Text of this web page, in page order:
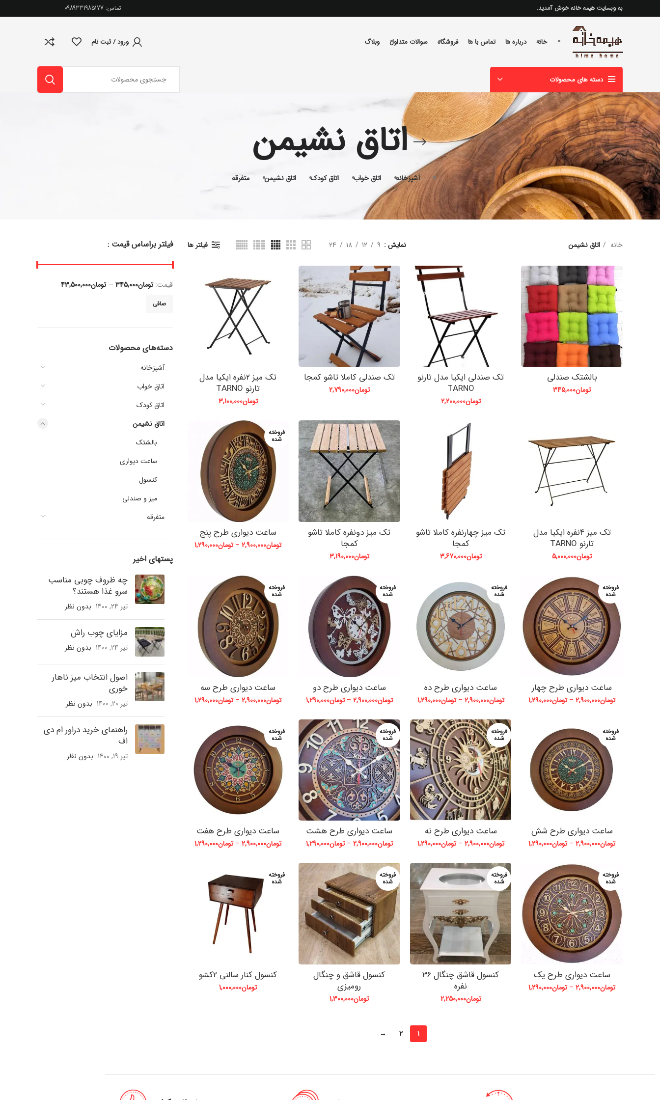
به وبسایت هیمه خانه خوش آمدید. تماس: 0989331985177
خانه درباره ما تماس با ما فروشگاه سوالات متداول وبلاگ ورود / ثبت نام
دسته های محصولات
اتاق نشیمن
آشپزخانه اتاق خواب اتاق کودک اتاق نشیمن متفرقه
فیلتر براساس قیمت :
صافی
قيمت:تومان345,000 —تومان43,500,000
دسته‌های محصولات
آشپزخانه
اتاق خواب
اتاق کودک
اتاق نشیمن
بالشتک
ساعت دیواری
کنسول
میز و صندلی
متفرقه
پستهای اخیر
چه ظروف چوبی مناسب
سرو غذا هستند؟
تیر 24, 1400 بدون نظر
مزایای چوب راش
تیر 24, 1400 بدون نظر
اصول انتخاب میز ناهار
خوری
تیر 20, 1400 بدون نظر
راهنمای خرید دراور ام دی
اف
تیر 19, 1400 بدون نظر
خانه اتاق نشیمن نمایش 9
12
18
24 فیلتر ها
بالشتک صندلی
تومان345,000
تک صندلی ایکیا مدل تارنو
TARNO
تومان2,200,000
تک صندلی کاملا تاشو کمجا
تومان2,790,000
تک میز 2نفره ایکیا مدل
تارنو TARNO
تومان3,100,000
تک میز 4نفره ایکیا مدل
تارنو TARNO
تومان5,000,000
تک میز چهارنفره کاملا تاشو
کمجا
تومان3,670,000
تک میز دونفره کاملا تاشو
کمجا
تومان3,190,000
فروخته
شده
ساعت دیواری طرح پنج
تومان2,900,000
– تومان1,290,000
فروخته
شده
ساعت دیواری طرح چهار
تومان2,900,000
– تومان1,290,000
فروخته
شده
ساعت دیواری طرح ده
تومان2,900,000
– تومان1,290,000
فروخته
شده
ساعت دیواری طرح دو
تومان2,900,000
– تومان1,290,000
فروخته
شده
ساعت دیواری طرح سه
تومان2,900,000
– تومان1,290,000
فروخته
شده
ساعت دیواری طرح شش
تومان2,900,000
– تومان1,290,000
فروخته
شده
ساعت دیواری طرح نه
تومان2,900,000
– تومان1,290,000
فروخته
شده
ساعت دیواری طرح هشت
تومان2,900,000
– تومان1,290,000
فروخته
شده
ساعت دیواری طرح هفت
تومان2,900,000
– تومان1,290,000
فروخته
شده
ساعت دیواری طرح یک
تومان2,900,000
– تومان1,290,000
فروخته
شده
کنسول قاشق چنگال 36
نفره
تومان2,250,000
فروخته
شده
کنسول قاشق و چنگال
رومیزی
تومان1,300,000
فروخته
شده
کنسول کنار سالنی 2کشو
تومان1,000,000
1
2
→